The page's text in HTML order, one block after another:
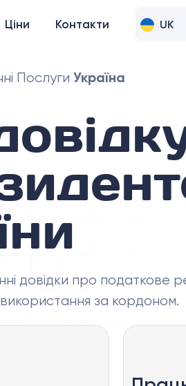
Ціни Контакти UK
RU
Послуги Україна
довідки про податкове
за кордоном.